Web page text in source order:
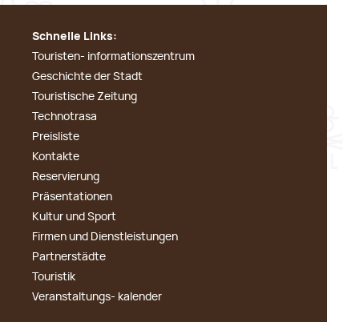
Schnelle Links:
Touristen- informationszentrum
Geschichte der Stadt
Touristische Zeitung
Technotrasa
Preisliste
Kontakte
Reservierung
Präsentationen
Kultur und Sport
Firmen und Dienstleistungen
Partnerstädte
Touristik
Veranstaltungs- kalender